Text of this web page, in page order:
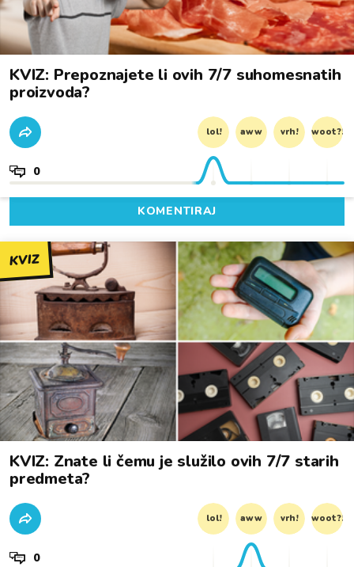
KVIZ: Prepoznajete li ovih 7/7 suhomesnatih
proizvoda?
lol! aww vrh! woot?!
0
KOMENTIRAJ
KVIZ
KVIZ: Znate li čemu je služilo ovih 7/7 starih
predmeta?
lol! aww vrh! woot?!
0